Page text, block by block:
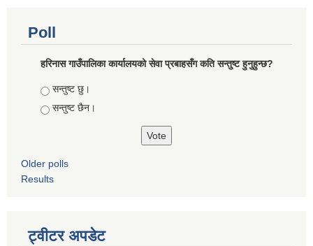
Poll
हरिनास गाउँपालिका कार्यालयको सेवा प्रबाहसँग कति सन्तुष्ट हुनुहुन्छ?
Choices
सन्तुष्ट छु।
सन्तुष्ट छैन।
Older polls
Results
ट्वीटर अपडेट